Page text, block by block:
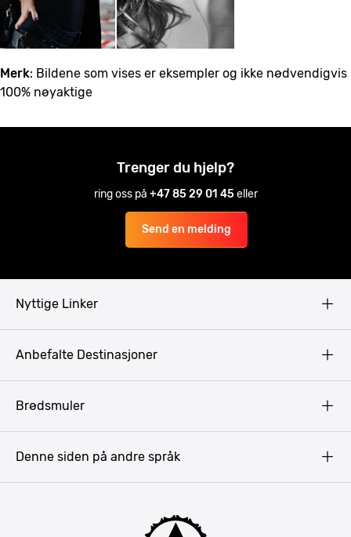
Merk: Bildene som vises er eksempler og ikke nødvendigvis
100% nøyaktige
Trenger du hjelp?
ring oss på +47 85 29 01 45eller
Send en melding
Nyttige Linker
Anbefalte Destinasjoner
Brødsmuler
Denne siden på andre språk